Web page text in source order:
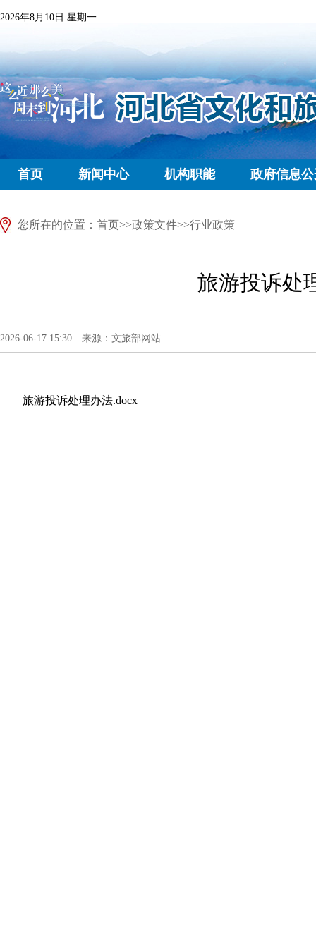
2026年8月10日 星期一
首页 新闻中心 机构职能 政府信息
您所在的位置： 首页>>政策文件>>行业政策
旅游投诉处
2026-06-17 15:30 来源：文旅部网站
旅游投诉处理办法.docx